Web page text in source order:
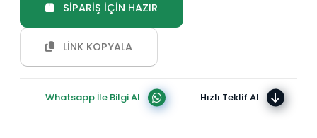
SİPARİŞ İÇİN HAZIR
LİNK KOPYALA
Whatsapp İle Bilgi Al Hızlı Teklif Al